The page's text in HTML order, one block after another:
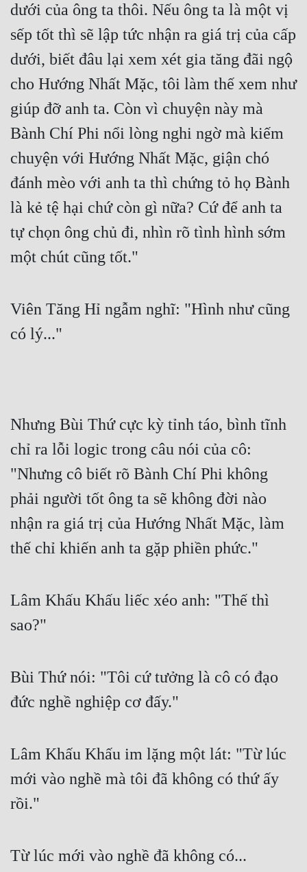
dưới của ông ta thôi. Nếu ông ta là một vị
sếp tốt thì sẽ lập tức nhận ra giá trị của cấp
dưới, biết đâu lại xem xét gia tăng đãi ngộ
cho Hướng Nhất Mặc, tôi làm thế xem như
giúp đỡ anh ta. Còn vì chuyện này mà
Bành Chí Phi nổi lòng nghi ngờ mà kiếm
chuyện với Hướng Nhất Mặc, giận chó
đánh mèo với anh ta thì chứng tỏ họ Bành
là kẻ tệ hại chứ còn gì nữa? Cứ để anh ta
tự chọn ông chủ đi, nhìn rõ tình hình sớm
một chút cũng tốt."
Viên Tăng Hỉ ngẫm nghĩ: "Hình như cũng
có lý..."
Nhưng Bùi Thứ cực kỳ tỉnh táo, bình tĩnh
chỉ ra lỗi logic trong câu nói của cô:
"Nhưng cô biết rõ Bành Chí Phi không
phải người tốt ông ta sẽ không đời nào
nhận ra giá trị của Hướng Nhất Mặc, làm
thế chỉ khiến anh ta gặp phiền phức."
Lâm Khấu Khấu liếc xéo anh: "Thế thì
sao?"
Bùi Thứ nói: "Tôi cứ tưởng là cô có đạo
đức nghề nghiệp cơ đấy."
Lâm Khấu Khấu im lặng một lát: "Từ lúc
mới vào nghề mà tôi đã không có thứ ấy
rồi."
Từ lúc mới vào nghề đã không có...